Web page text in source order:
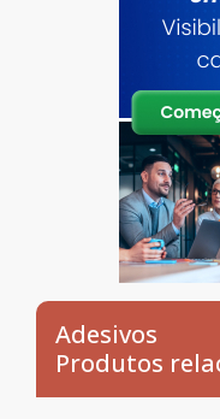
Adesivos
Produtos